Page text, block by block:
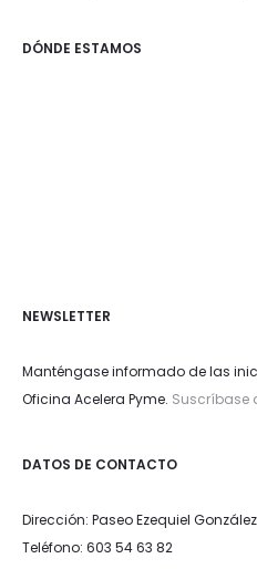
DÓNDE ESTAMOS
NEWSLETTER
Manténgase informado de las
Oficina Acelera Pyme. Suscríbase
DATOS DE CONTACTO
Dirección: Paseo Ezequiel
Teléfono: 603 54 63 82